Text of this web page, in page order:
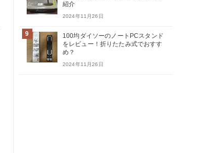
紹介
2024年11月26日
9
100均ダイソーのノートPCスタンド
をレビュー！折りたたみ式でおすす
め？
2024年11月26日